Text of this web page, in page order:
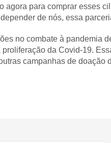
agora para comprar esses
de nós, essa
no combate à pandemia
da Covid-19.
campanhas de